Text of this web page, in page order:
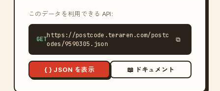
このデータを利用できる API:
GET
https://postcode.teraren.com/postc
odes/9590305.json
⧉
{ } JSON を表示 📖 ドキュメント